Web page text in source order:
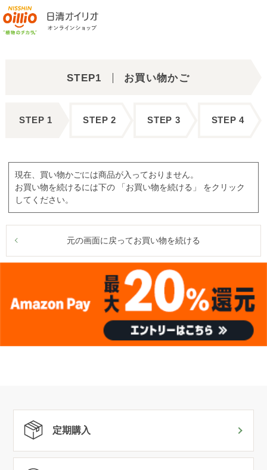
STEP1 お買い物かご
STEP 1 STEP 2 STEP 3 STEP 4
現在、買い物かごには商品が入っておりません。
お買い物を続けるには下の 「お買い物を続ける」 をクリック
してください。
元の画面に戻ってお買い物を続ける
定期購入